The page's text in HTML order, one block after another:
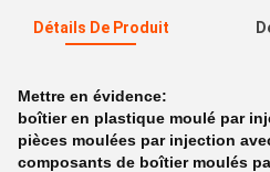
Détails De Produit
Mettre en évidence:
boîtier en plastique moulé par
pièces moulées par injection
composants de boîtier moulés